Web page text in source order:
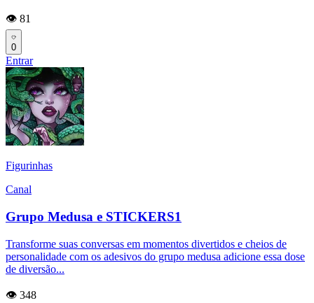
👁️ 81
0
Entrar
Figurinhas
Canal
Grupo Medusa e STICKERS1
Transforme suas conversas em momentos divertidos e cheios de
personalidade com os adesivos do grupo medusa adicione essa dose
de diversão...
👁️ 348